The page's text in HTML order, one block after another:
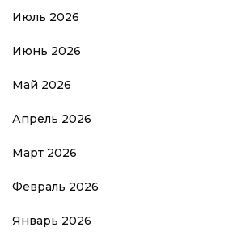
Июль 2026
Июнь 2026
Май 2026
Апрель 2026
Март 2026
Февраль 2026
Январь 2026